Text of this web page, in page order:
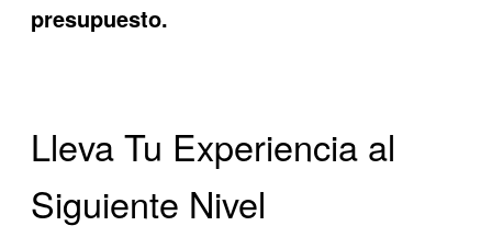
presupuesto.
Lleva Tu Experiencia al
Siguiente Nivel